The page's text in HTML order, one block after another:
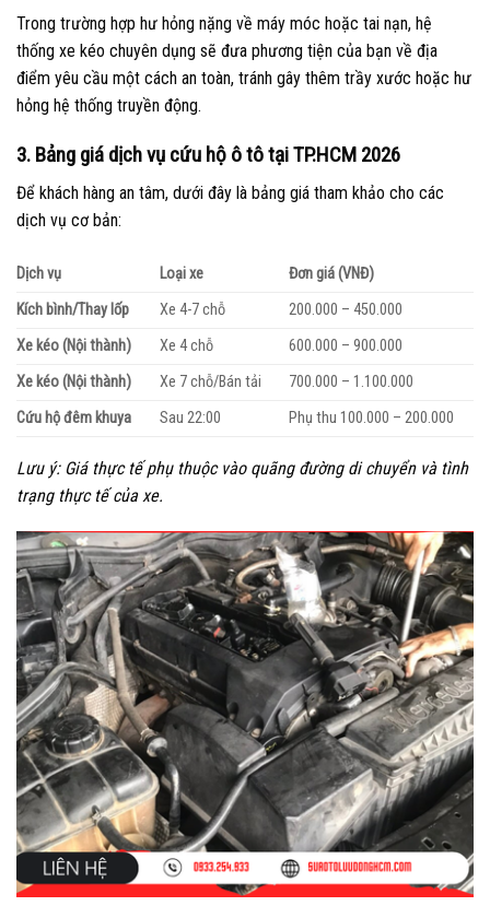
Trong trường hợp hư hỏng nặng về máy móc hoặc tai nạn, hệ
thống xe kéo chuyên dụng sẽ đưa phương tiện của bạn về địa
điểm yêu cầu một cách an toàn, tránh gây thêm trầy xước hoặc hư
hỏng hệ thống truyền động.
3. Bảng giá dịch vụ cứu hộ ô tô tại TP.HCM 2026
Để khách hàng an tâm, dưới đây là bảng giá tham khảo cho các
dịch vụ cơ bản:
Dịch vụ Loại xe
Đơn giá (VNĐ)
Kích bình/Thay lốp
Xe 4-7 chỗ
200.000 – 450.000
Xe kéo (Nội thành)
Xe 4 chỗ
600.000 – 900.000
Xe kéo (Nội thành)
Xe 7 chỗ/Bán tải
700.000 – 1.100.000
Cứu hộ đêm khuya
Sau 22:00 Phụ thu 100.000 – 200.000
Lưu ý: Giá thực tế phụ thuộc vào quãng đường di chuyển và tình
trạng thực tế của xe.